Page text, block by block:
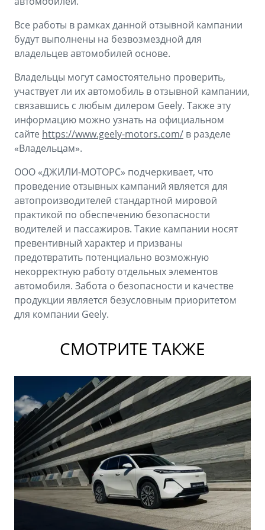
Все работы в рамках данной отзывной кампании
будут выполнены на безвозмездной для
владельцев автомобилей основе.
Владельцы могут самостоятельно проверить,
участвует ли их автомобиль в отзывной кампании,
связавшись с любым дилером Geely. Также эту
информацию можно узнать на официальном
сайте https://www.geely-motors.com/ в разделе
«Владельцам».
ООО «ДЖИ́ЛИ-МОТОРС» подчеркивает, что
проведение отзывных кампаний является для
автопроизводителей стандартной мировой
практикой по обеспечению безопасности
водителей и пассажиров. Такие кампании носят
превентивный характер и призваны
предотвратить потенциально возможную
некорректную работу отдельных элементов
автомобиля. Забота о безопасности и качестве
продукции является безусловным приоритетом
для компании Geely.
СМОТРИТЕ ТАКЖЕ